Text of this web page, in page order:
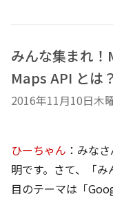
みんな集まれ
Maps API とは？
2016年11月10日木
ひーちゃん ：みな
明です。さて、「
目のテーマは「